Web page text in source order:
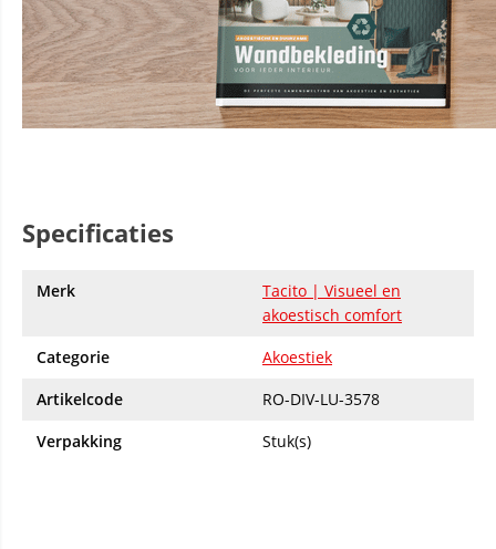
Specificaties
Merk
Tacito | Visueel en
akoestisch comfort
Categorie
Akoestiek
Artikelcode
RO-DIV-LU-3578
Verpakking
Stuk(s)